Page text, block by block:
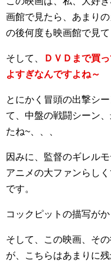
画館で見たら、あまり
の後何度も映画館で見て
そして、
ＤＶＤまで買
よすぎなんですよね～
とにかく冒頭の出撃シ
て、中盤の戦闘シーン
たね~、、、
因みに、監督のギレル
アニメの大ファンらし
です。
コックピットの描写が
そして、この映画、そ
が、こちらはあまりに